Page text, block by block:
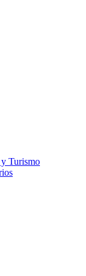
Turismo